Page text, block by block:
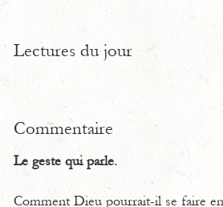
Lectures du jour
Commentaire
Le geste qui parle.
Comment Dieu pourrait-il se faire